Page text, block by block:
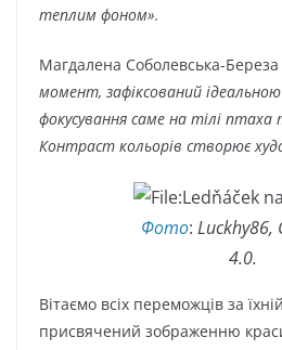
теплим фоном».
Магдалена Соболевська-Береза
момент, зафіксований
фокусування саме на тілі птаха
Контраст кольорів створює
Фото: Luckhy86,
4.0.
Вітаємо всіх переможців за
присвячений зображенню